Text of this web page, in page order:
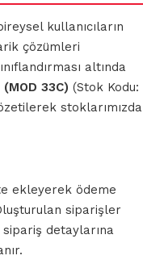
kullanıcıların
çözümleri
altında
(MOD 33C) (Stok Kodu:
stoklarımızda
ekleyerek ödeme
siparişler
detaylarına